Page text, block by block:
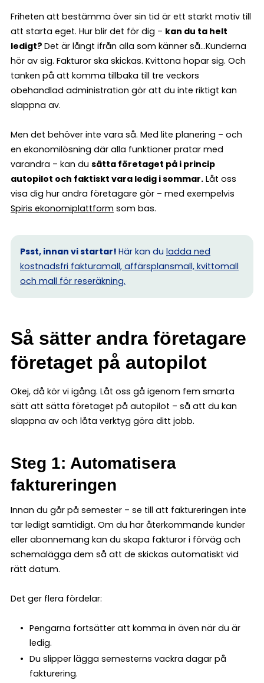
Friheten att bestämma över sin tid är ett starkt motiv till
att starta eget. Hur blir det för dig – kan du ta helt
ledigt? Det är långt ifrån alla som känner så…Kunderna
hör av sig. Fakturor ska skickas. Kvittona hopar sig. Och
tanken på att komma tillbaka till tre veckors
obehandlad administration gör att du inte riktigt kan
slappna av.
Men det behöver inte vara så. Med lite planering – och
en ekonomilösning där alla funktioner pratar med
varandra – kan du sätta företaget på i princip
autopilot och faktiskt vara ledig i sommar. Låt oss
visa dig hur andra företagare gör – med exempelvis
Spiris ekonomiplattform som bas.
Psst, innan vi startar! Här kan du ladda ned
kostnadsfri fakturamall, affärsplansmall, kvittomall
och mall för reseräkning.
Så sätter andra företagare
företaget på autopilot
Okej, då kör vi igång. Låt oss gå igenom fem smarta
sätt att sätta företaget på autopilot – så att du kan
slappna av och låta verktyg göra ditt jobb.
Steg 1: Automatisera
faktureringen
Innan du går på semester – se till att faktureringen inte
tar ledigt samtidigt. Om du har återkommande kunder
eller abonnemang kan du skapa fakturor i förväg och
schemalägga dem så att de skickas automatiskt vid
rätt datum.
Det ger flera fördelar:
Pengarna fortsätter att komma in även när du är
ledig.
Du slipper lägga semesterns vackra dagar på
fakturering.